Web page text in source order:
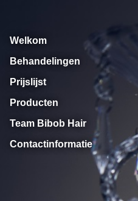
Welkom
Behandelingen
Prijslijst
Producten
Team Bibob Hair
Contactinformatie